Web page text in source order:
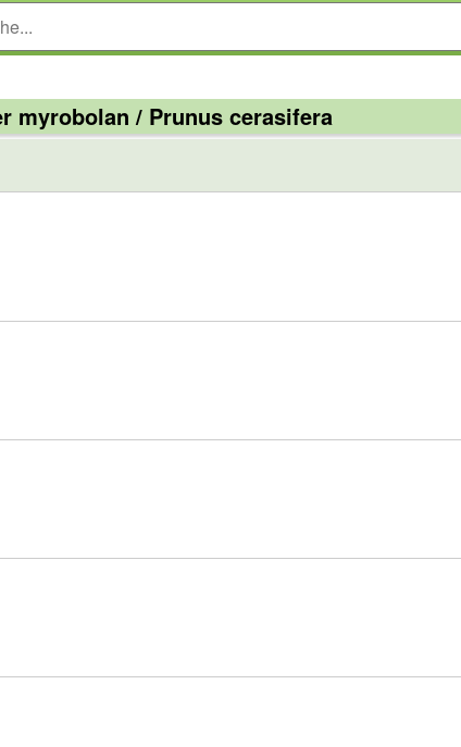
myrobolan / Prunus cerasifera